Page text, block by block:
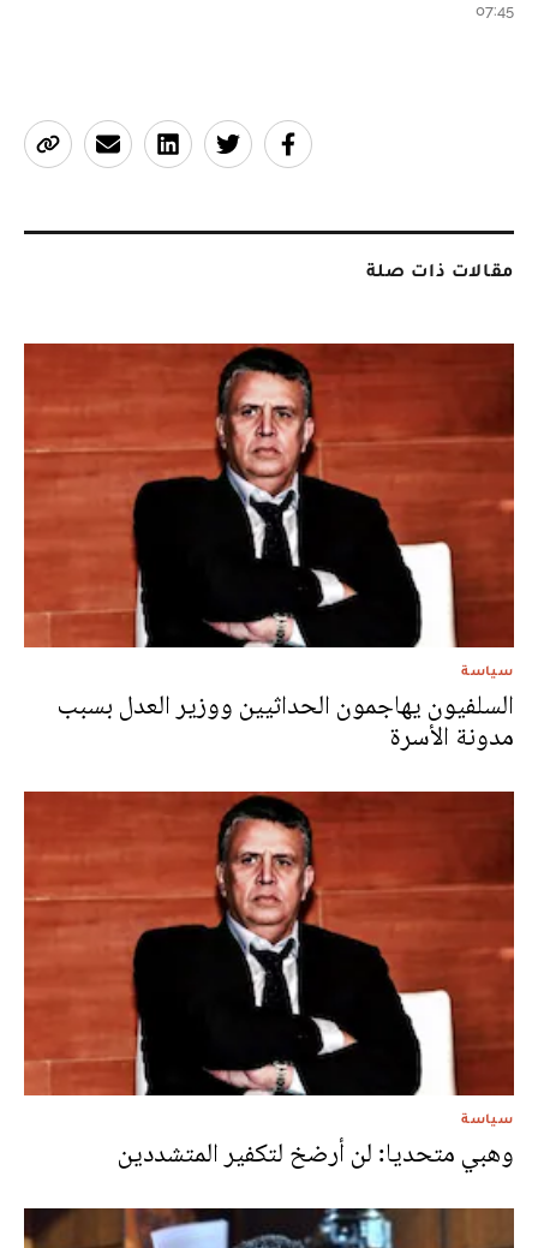
07:45
مقالات ذات صلة
سياسة
السلفيون يهاجمون الحداثيين ووزير العدل بسبب
مدونة الأسرة
سياسة
وهبي متحديا: لن أرضخ لتكفير المتشددين